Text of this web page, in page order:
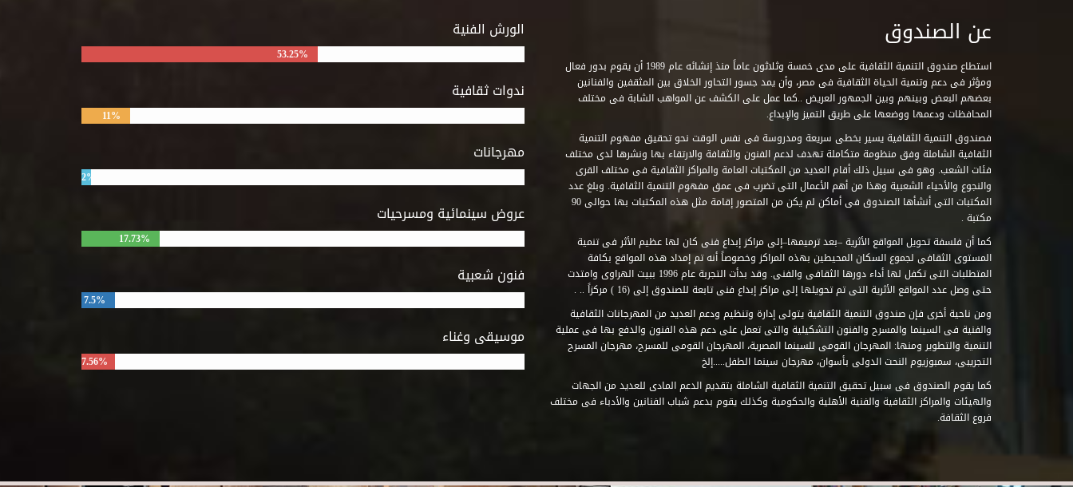
الورش الفنية
53.25%
ندوات ثقافية
11%
مهرجانات
2%
عروض سينمائية ومسرحيات
17.73%
فنون شعبية
7.5%
موسيقى وغناء
7.56%
عن الصندوق
استطاع صندوق التنمية الثقافية على مدى خمسة وثلاثون عاماً منذ إنشائه عام 1989 أن يقوم بدور فعال
ومؤثر فى دعم وتنمية الحياة الثقافية فى مصر، وأن يمد جسور التحاور الخلاق بين المثقفين والفنانين
بعضهم البعض وبينهم وبين الجمهور العريض ..كما عمل على الكشف عن المواهب الشابة فى مختلف
المحافظات ودعمها ووضعها على طريق التميز والإبداع.
فصندوق التنمية الثقافية يسير بخطى سريعة ومدروسة فى نفس الوقت نحو تحقيق مفهوم التنمية
الثقافية الشاملة وفق منظومة متكاملة تهدف لدعم الفنون والثقافة والارتقاء بها ونشرها لدى مختلف
فئات الشعب. وهو فى سبيل ذلك أقام العديد من المكتبات العامة والمراكز الثقافية فى مختلف القرى
والنجوع والأحياء الشعبية وهذا من أهم الأعمال التى تضرب فى عمق مفهوم التنمية الثقافية. وبلغ عدد
المكتبات التى أنشأها الصندوق فى أماكن لم يكن من المتصور إقامة مثل هذه المكتبات بها حوالى 90
مكتبة .
كما أن فلسفة تحويل المواقع الأثرية –بعد ترميمها–إلى مراكز إبداع فنى كان لها عظيم الأثر فى تنمية
المستوى الثقافى لجموع السكان المحيطين بهذه المراكز وخصوصاً أنه تم إمداد هذه المواقع بكافة
المتطلبات التى تكفل لها أداء دورها الثقافى والفنى. وقد بدأت التجربة عام 1996 ببيت الهراوى وامتدت
حتى وصل عدد المواقع الأثرية التى تم تحويلها إلى مراكز إبداع فنى تابعة للصندوق إلى (16 ) مركزاً .. .
ومن ناحية أخرى فإن صندوق التنمية الثقافية يتولى إدارة وتنظيم ودعم العديد من المهرجانات الثقافية
والفنية فى السينما والمسرح والفنون التشكيلية والتى تعمل على دعم هذه الفنون والدفع بها فى عملية
التنمية والتطوير ومنها: المهرجان القومى للسينما المصرية، المهرجان القومى للمسرح، مهرجان المسرح
التجريبى، سمبوزيوم النحت الدولى بأسوان، مهرجان سينما الطفل.....إلخ
كما يقوم الصندوق فى سبيل تحقيق التنمية الثقافية الشاملة بتقديم الدعم المادى للعديد من الجهات
والهيئات والمراكز الثقافية والفنية الأهلية والحكومية وكذلك يقوم بدعم شباب الفنانين والأدباء فى مختلف
فروع الثقافة.